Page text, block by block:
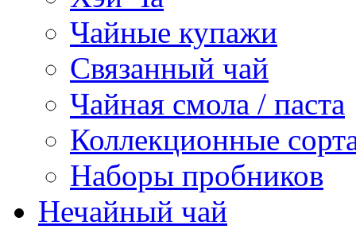
Чайные купажи
Связанный чай
Чайная смола / паста
Коллекционные
Наборы пробников
Нечайный чай